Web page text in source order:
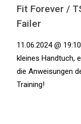
Fit Forever /
Failer
11.06.2024 @
kleines Handtuch,
die Anweisungen
Training!